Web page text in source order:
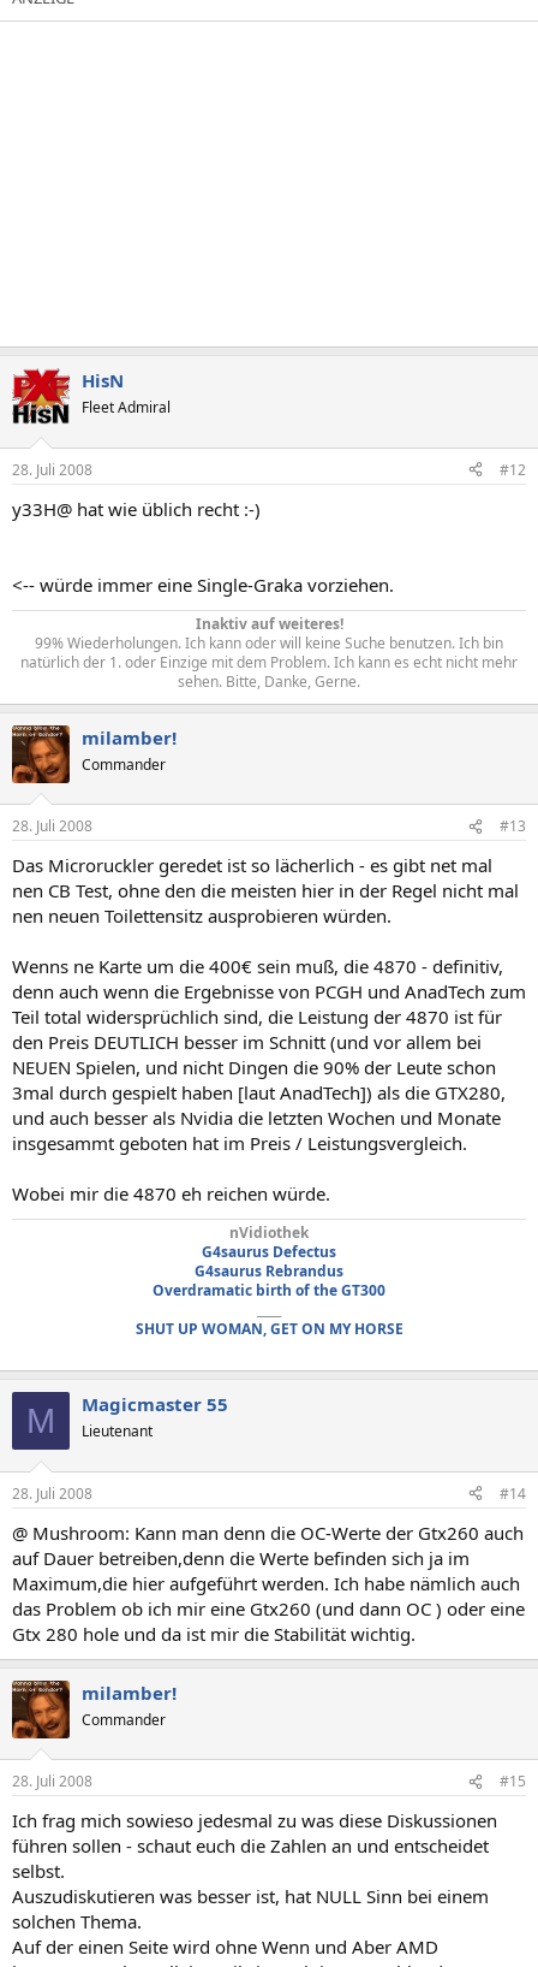
HisN
Fleet Admiral
28. Juli 2008 #12
y33H@ hat wie üblich recht :-)
<-- würde immer eine Single-Graka vorziehen.
Inaktiv auf weiteres!
99% Wiederholungen. Ich kann oder will keine Suche benutzen. Ich bin
natürlich der 1. oder Einzige mit dem Problem. Ich kann es echt nicht mehr
sehen. Bitte, Danke, Gerne.​
milamber!
Commander
28. Juli 2008 #13
Das Microruckler geredet ist so lächerlich - es gibt net mal
nen CB Test, ohne den die meisten hier in der Regel nicht mal
nen neuen Toilettensitz ausprobieren würden.
Wenns ne Karte um die 400€ sein muß, die 4870 - definitiv,
denn auch wenn die Ergebnisse von PCGH und AnadTech zum
Teil total widersprüchlich sind, die Leistung der 4870 ist für
den Preis DEUTLICH besser im Schnitt (und vor allem bei
NEUEN Spielen, und nicht Dingen die 90% der Leute schon
3mal durch gespielt haben [laut AnadTech]) als die GTX280,
und auch besser als Nvidia die letzten Wochen und Monate
insgesammt geboten hat im Preis / Leistungsvergleich.
Wobei mir die 4870 eh reichen würde.
nVidiothek
G4saurus Defectus
G4saurus Rebrandus
Overdramatic birth of the GT300
SHUT UP WOMAN, GET ON MY HORSE
M Magicmaster 55
Lieutenant
28. Juli 2008 #14
@ Mushroom: Kann man denn die OC-Werte der Gtx260 auch
auf Dauer betreiben,denn die Werte befinden sich ja im
Maximum,die hier aufgeführt werden. Ich habe nämlich auch
das Problem ob ich mir eine Gtx260 (und dann OC ) oder eine
Gtx 280 hole und da ist mir die Stabilität wichtig.
milamber!
Commander
28. Juli 2008 #15
Ich frag mich sowieso jedesmal zu was diese Diskussionen
führen sollen - schaut euch die Zahlen an und entscheidet
selbst.
Auszudiskutieren was besser ist, hat NULL Sinn bei einem
solchen Thema.
Auf der einen Seite wird ohne Wenn und Aber AMD